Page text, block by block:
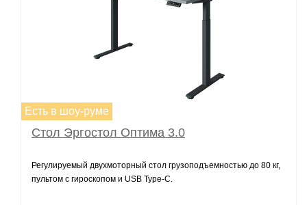
Есть в шоу-руме
Стол Эргостол Оптима 3.0
Регулируемый двухмоторный стол грузоподъемностью до 80 кг,
пультом с гироскопом и USB Type-C.